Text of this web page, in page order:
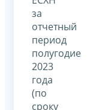
за
отчетный
период
полугодие
2023
года
(по
сроку